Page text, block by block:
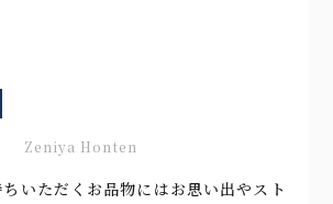
Zeniya Honten
いただくお品物にはお思い出やスト